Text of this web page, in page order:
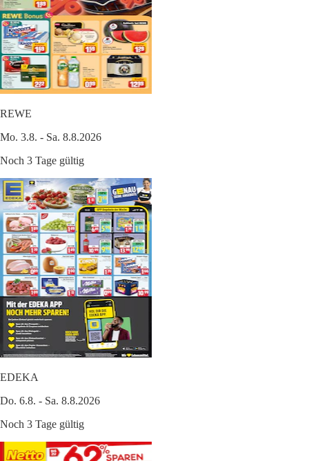
REWE
Mo. 3.8. - Sa. 8.8.2026
Noch 3 Tage gültig
EDEKA
Do. 6.8. - Sa. 8.8.2026
Noch 3 Tage gültig